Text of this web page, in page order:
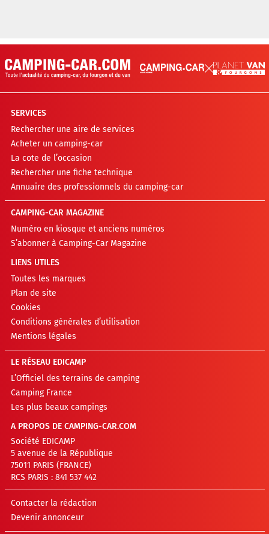
SERVICES
Rechercher une aire de services
Acheter un camping-car
La cote de l’occasion
Rechercher une fiche technique
Annuaire des professionnels du camping-car
CAMPING-CAR MAGAZINE
Numéro en kiosque et anciens numéros
S’abonner à Camping-Car Magazine
LIENS UTILES
Toutes les marques
Plan de site
Cookies
Conditions générales d’utilisation
Mentions légales
LE RÉSEAU EDICAMP
L’Officiel des terrains de camping
Camping France
Les plus beaux campings
A PROPOS DE CAMPING-CAR.COM
Société EDICAMP
5 avenue de la République
75011 PARIS (FRANCE)
RCS PARIS : 841 537 442
Contacter la rédaction
Devenir annonceur